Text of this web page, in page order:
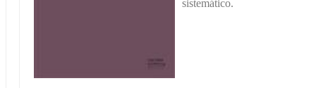
sistemático.